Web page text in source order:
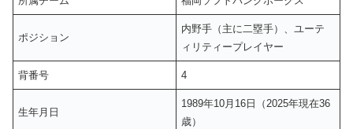
ポジション
内野手（主に二塁手）、ユーテ
ィリティープレイヤー
背番号 4
生年月日
1989年10月16日（2025年現在36
歳）